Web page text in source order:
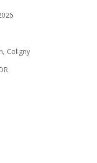
Coligny